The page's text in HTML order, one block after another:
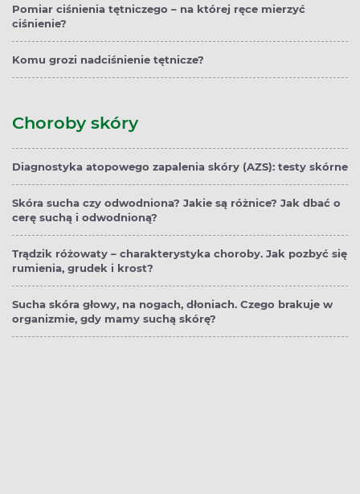
Pomiar ciśnienia tętniczego – na której ręce mierzyć
ciśnienie?
Komu grozi nadciśnienie tętnicze?
Choroby skóry
Diagnostyka atopowego zapalenia skóry (AZS): testy skórne
Skóra sucha czy odwodniona? Jakie są różnice? Jak dbać o
cerę suchą i odwodnioną?
Trądzik różowaty – charakterystyka choroby. Jak pozbyć się
rumienia, grudek i krost?
Sucha skóra głowy, na nogach, dłoniach. Czego brakuje w
organizmie, gdy mamy suchą skórę?